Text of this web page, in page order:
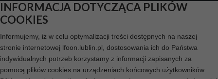
INFORMACJA DOTYCZĄCA PLIKÓW
COOKIES
Informujemy, iż w celu optymalizacji treści dostępnych na naszej
stronie internetowej lfoon.lublin.pl, dostosowania ich do Państwa
indywidualnych potrzeb korzystamy z informacji zapisanych za
pomocą plików cookies na urządzeniach końcowych użytkowników.